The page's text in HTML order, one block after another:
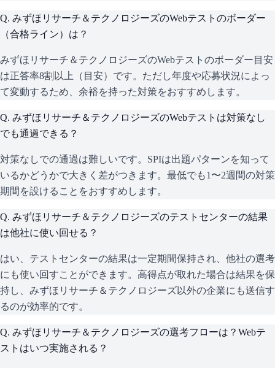
Q. みずほリサーチ＆テクノロジーズのWebテストのボーダー
（合格ライン）は？
みずほリサーチ＆テクノロジーズのWebテストのボーダー目安
は正答率8割以上（目安）です。ただし年度や応募状況によっ
て変動するため、余裕を持った対策をおすすめします。
Q. みずほリサーチ＆テクノロジーズのWebテストは対策なし
でも通過できる？
対策なしでの通過は難しいです。SPIは出題パターンを知って
いるかどうかで大きく差がつきます。最低でも1〜2週間の対策
期間を設けることをおすすめします。
Q. みずほリサーチ＆テクノロジーズのテストセンターの結果
は他社に使い回せる？
はい、テストセンターの結果は一定期間保持され、他社の選考
にも使い回すことができます。高得点が取れた場合は結果を保
持し、みずほリサーチ＆テクノロジーズ以外の企業にも送信す
るのが効率的です。
Q. みずほリサーチ＆テクノロジーズの選考フローは？Webテ
ストはいつ実施される？